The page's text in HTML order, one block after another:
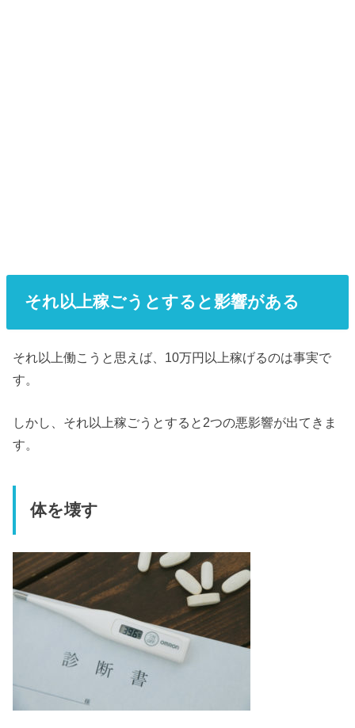
それ以上稼ごうとすると影響がある
それ以上働こうと思えば、10万円以上稼げるのは事実で
す。
しかし、それ以上稼ごうとすると2つの悪影響が出てきま
す。
体を壊す